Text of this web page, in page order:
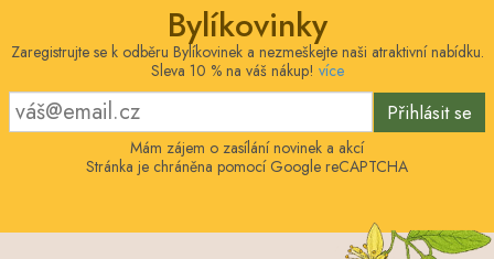
Bylíkovinky
Zaregistrujte se k odběru Bylíkovinek a nezmeškejte naši atraktivní nabídku.
Sleva 10 % na váš nákup! více
Přihlásit se
Mám zájem o zasílání novinek a akcí
Stránka je chráněna pomocí Google reCAPTCHA